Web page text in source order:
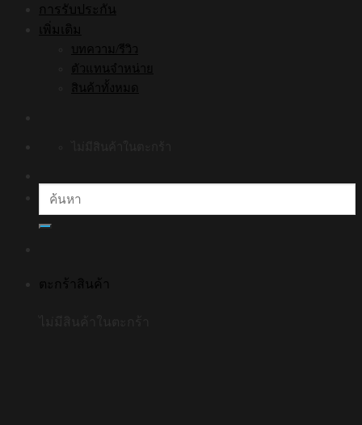
การรับประกัน
เพิ่มเติม
บทความ/รีวิว
ตัวแทนจำหน่าย
สินค้าทั้งหมด
ค้นหา:
ตะกร้าสินค้า